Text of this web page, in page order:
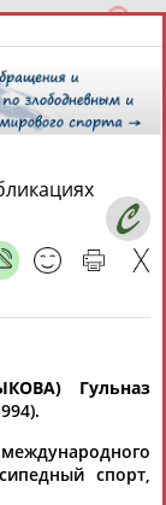
года,21:38
Гульназ
спорт,